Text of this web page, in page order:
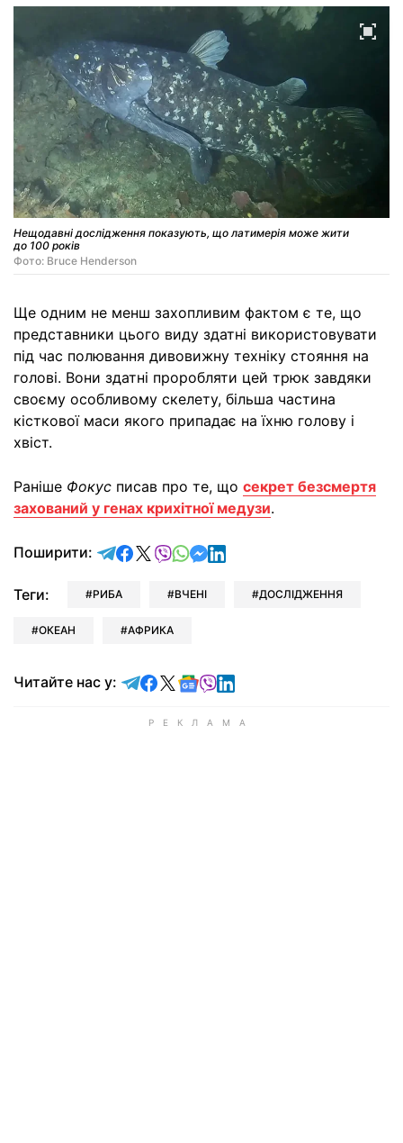
Нещодавні дослідження показують, що латимерія може жити
до 100 років
Фото: Bruce Henderson
Ще одним не менш захопливим фактом є те, що
представники цього виду здатні використовувати
під час полювання дивовижну техніку стояння на
голові. Вони здатні проробляти цей трюк завдяки
своєму особливому скелету, більша частина
кісткової маси якого припадає на їхню голову і
хвіст.
Раніше Фокус писав про те, що секрет безсмертя
захований у генах крихітної медузи.
Поширити: відправити у Telegram
поділитись у Facebook
поділитись у X
відправити у Viber
відправити у Whatsapp
відправити у Messenger
відправити у LinkedIn
Теги: РИБА ВЧЕНІ ДОСЛІДЖЕННЯ
ОКЕАН АФРИКА
Читайте нас у: Читайте у Telegram
Читайте у Facebook
Читайте у X
Читайте у Google news
Читайте у Viber
Читайте у LinkedIn